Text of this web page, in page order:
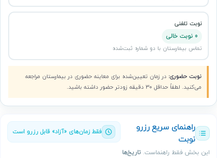
نوبت تلفنی
0 نوبت خالی
تماس بیمارستان با دو شماره ثبت‌شده
نوبت حضوری: در زمان تعیین‌شده برای معاینه حضوری در بیمارستان مراجعه
می‌کنید. لطفاً حداقل ۳۰ دقیقه زودتر حضور داشته باشید.
راهنمای سریع رزرو
نوبت
این بخش فقط راهنماست. تاریخ‌ها
فقط زمان‌های «آزاد» قابل رزرو است